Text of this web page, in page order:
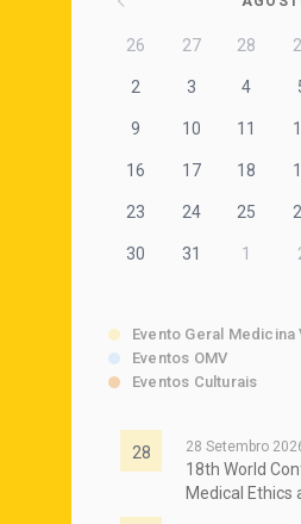
26 27 28
2 3 4
9 10 11
16 17 18
23 24 25
30 31 1
Evento Geral Medicina
Eventos OMV
Eventos Culturais
28 28 Setembro
18th World
Medical Ethics